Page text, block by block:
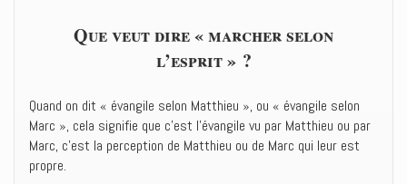
Que veut dire « marcher selon
l’esprit » ?
Quand on dit « évangile selon Matthieu », ou « évangile selon
Marc », cela signifie que c’est l’évangile vu par Matthieu ou par
Marc, c’est la perception de Matthieu ou de Marc qui leur est
propre.